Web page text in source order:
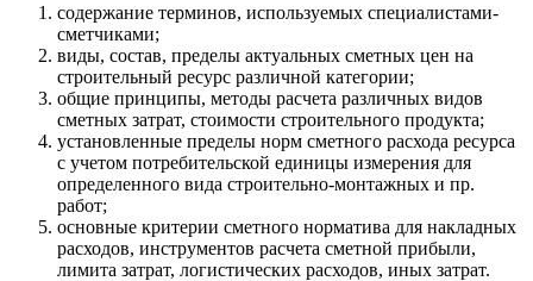
содержание терминов, используемых специалистами-
сметчиками;
виды, состав, пределы актуальных сметных цен на
строительный ресурс различной категории;
общие принципы, методы расчета различных видов
сметных затрат, стоимости строительного продукта;
установленные пределы норм сметного расхода ресурса
с учетом потребительской единицы измерения для
определенного вида строительно-монтажных и пр.
работ;
основные критерии сметного норматива для накладных
расходов, инструментов расчета сметной прибыли,
лимита затрат, логистических расходов, иных затрат.